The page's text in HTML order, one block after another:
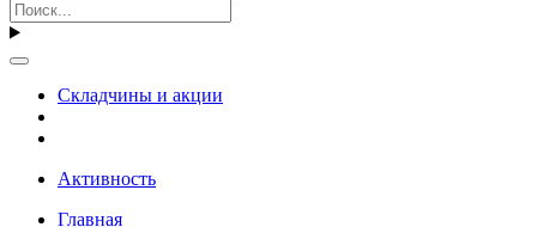
Складчины и акции
Активность
Главная